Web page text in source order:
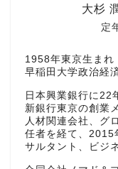
定
大杉
1958年東京生まれ
早稲田大学政治経
日本興業銀行に22
新銀行東京の創業
人材関連会社、グ
任者を経て、2015
サルタント、ビジ